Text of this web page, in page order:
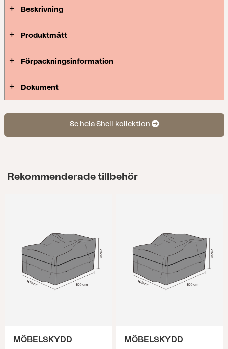
ramen, ytterligare en designdetalj. Ram i svart
Beskrivning
Produktmått
Förpackningsinformation
Dokument
Se hela Shell kollektion
Rekommenderade tillbehör
MÖBELSKYDD MÖBELSKYDD